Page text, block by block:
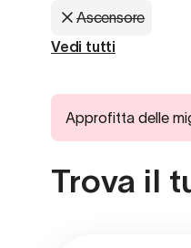
Ascensore
Vedi tutti
Approfitta delle
Trova il